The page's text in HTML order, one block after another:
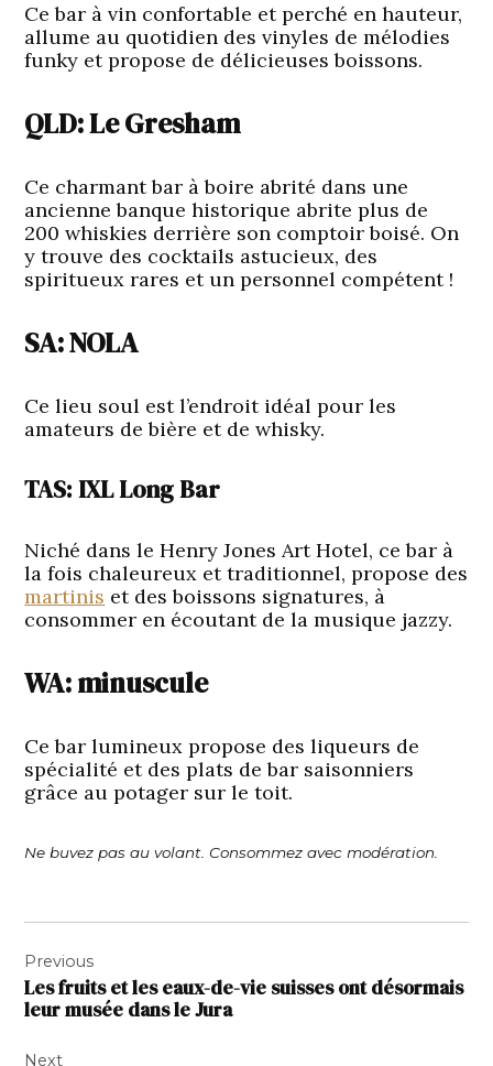
Ce bar à vin confortable et perché en hauteur,
allume au quotidien des vinyles de mélodies
funky et propose de délicieuses boissons.
QLD: Le Gresham
Ce charmant bar à boire abrité dans une
ancienne banque historique abrite plus de
200 whiskies derrière son comptoir boisé. On
y trouve des cocktails astucieux, des
spiritueux rares et un personnel compétent !
SA: NOLA
Ce lieu soul est l’endroit idéal pour les
amateurs de bière et de whisky.
TAS: IXL Long Bar
Niché dans le Henry Jones Art Hotel, ce bar à
la fois chaleureux et traditionnel, propose des
martinis et des boissons signatures, à
consommer en écoutant de la musique jazzy.
WA: minuscule
Ce bar lumineux propose des liqueurs de
spécialité et des plats de bar saisonniers
grâce au potager sur le toit.
Ne buvez pas au volant. Consommez avec modération.
de
l’article
Previous
Les fruits et les eaux-de-vie suisses ont désormais
leur musée dans le Jura
Next